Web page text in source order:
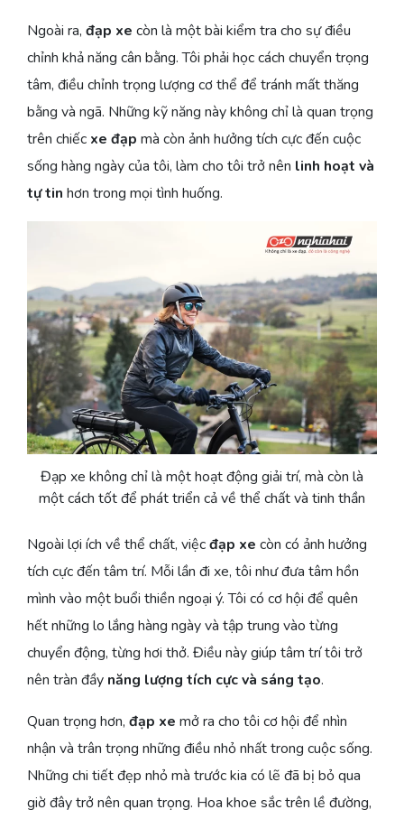
Ngoài ra, đạp xe còn là một bài kiểm tra cho sự điều
chỉnh khả năng cân bằng. Tôi phải học cách chuyển trọng
tâm, điều chỉnh trọng lượng cơ thể để tránh mất thăng
bằng và ngã. Những kỹ năng này không chỉ là quan trọng
trên chiếc xe đạp mà còn ảnh hưởng tích cực đến cuộc
sống hàng ngày của tôi, làm cho tôi trở nên linh hoạt và
tự tin hơn trong mọi tình huống.
Đạp xe không chỉ là một hoạt động giải trí, mà còn là
một cách tốt để phát triển cả về thể chất và tinh thần
Ngoài lợi ích về thể chất, việcđạp xe còn có ảnh hưởng
tích cực đến tâm trí. Mỗi lần đi xe, tôi như đưa tâm hồn
mình vào một buổi thiền ngoại ý. Tôi có cơ hội để quên
hết những lo lắng hàng ngày và tập trung vào từng
chuyển động, từng hơi thở. Điều này giúp tâm trí tôi trở
nên tràn đầy năng lượng tích cực và sáng tạo.
Quan trọng hơn, đạp xe mở ra cho tôi cơ hội để nhìn
nhận và trân trọng những điều nhỏ nhất trong cuộc sống.
Những chi tiết đẹp nhỏ mà trước kia có lẽ đã bị bỏ qua
giờ đây trở nên quan trọng. Hoa khoe sắc trên lề đường,